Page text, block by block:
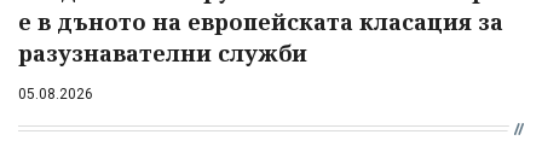
е в дъното на европейската класация за
разузнавателни служби
05.08.2026